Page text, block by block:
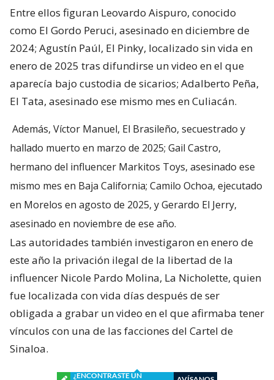
Entre ellos figuran Leovardo Aispuro, conocido
como El Gordo Peruci, asesinado en diciembre de
2024; Agustín Paúl, El Pinky, localizado sin vida en
enero de 2025 tras difundirse un video en el que
aparecía bajo custodia de sicarios; Adalberto Peña,
El Tata, asesinado ese mismo mes en Culiacán.
Además, Víctor Manuel, El Brasileño, secuestrado y
hallado muerto en marzo de 2025; Gail Castro,
hermano del influencer Markitos Toys, asesinado ese
mismo mes en Baja California; Camilo Ochoa, ejecutado
en Morelos en agosto de 2025, y Gerardo El Jerry,
asesinado en noviembre de ese año.
Las autoridades también investigaron en enero de
este año la privación ilegal de la libertad de la
influencer Nicole Pardo Molina, La Nicholette, quien
fue localizada con vida días después de ser
obligada a grabar un video en el que afirmaba tener
vínculos con una de las facciones del Cartel de
Sinaloa.
¿ENCONTRASTE UN